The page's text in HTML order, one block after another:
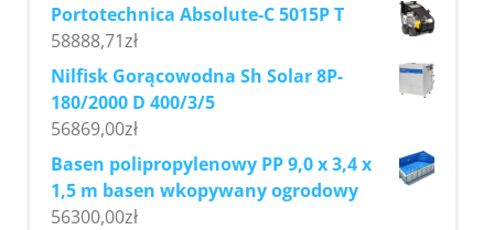
Portotechnica Absolute-C 5015P T
58888,71zł
Nilfisk Gorącowodna Sh Solar 8P-
180/2000 D 400/3/5
56869,00zł
Basen polipropylenowy PP 9,0 x 3,4 x
1,5 m basen wkopywany ogrodowy
56300,00zł